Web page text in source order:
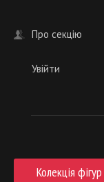
Про секцію
Увійти
Колекція фігур